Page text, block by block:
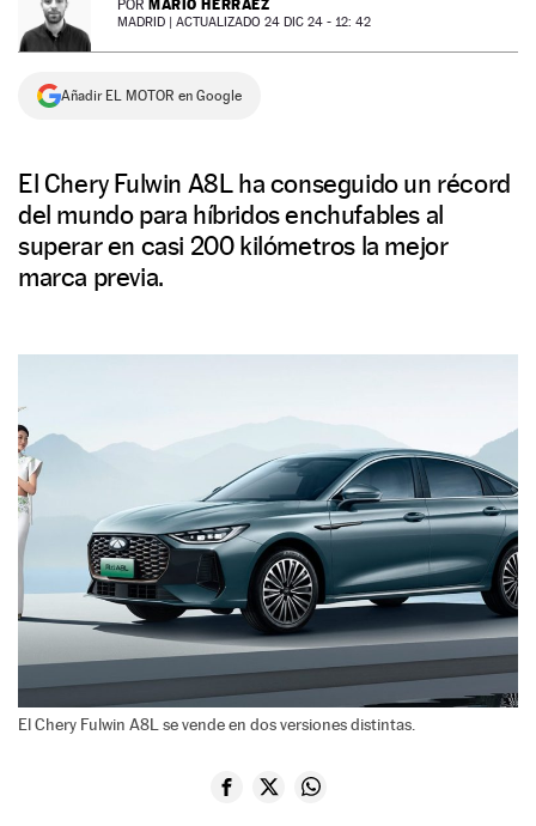
NEWSLETTER
SÍGUENOS
POR MARIO HERRÁEZ
MADRID | ACTUALIZADO 24 DIC 24 - 12: 42
Añadir EL MOTOR en Google
El Chery Fulwin A8L ha conseguido un récord
del mundo para híbridos enchufables al
superar en casi 200 kilómetros la mejor
marca previa.
El Chery Fulwin A8L se vende en dos versiones distintas.